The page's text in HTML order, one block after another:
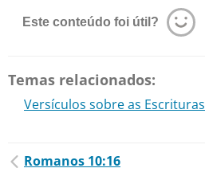
Este conteúdo foi útil?
Temas relacionados:
Versículos sobre as Escrituras
Romanos 10:16